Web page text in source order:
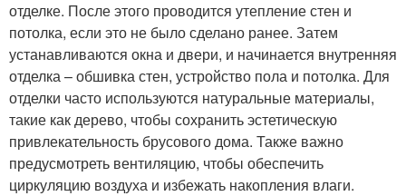
отделке. После этого проводится утепление стен и
потолка, если это не было сделано ранее. Затем
устанавливаются окна и двери, и начинается внутренняя
отделка – обшивка стен, устройство пола и потолка. Для
отделки часто используются натуральные материалы,
такие как дерево, чтобы сохранить эстетическую
привлекательность брусового дома. Также важно
предусмотреть вентиляцию, чтобы обеспечить
циркуляцию воздуха и избежать накопления влаги.